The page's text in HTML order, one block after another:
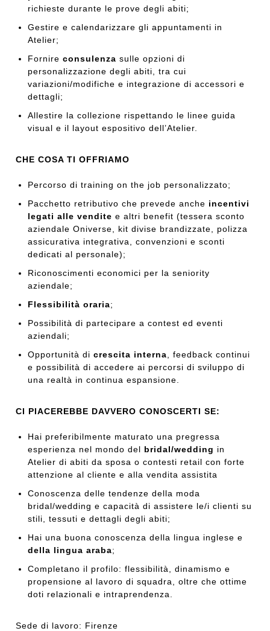
richieste durante le prove degli abiti;
Gestire e calendarizzare gli appuntamenti in
Atelier;
Fornireconsulenza sulle opzioni di
personalizzazione degli abiti, tra cui
variazioni/modifiche e integrazione di accessori e
dettagli;
Allestire la collezione rispettando le linee guida
visual e il layout espositivo dell’Atelier.
CHE COSA TI OFFRIAMO
Percorso di training on the job personalizzato;
Pacchetto retributivo che prevede anche incentivi
legati alle vendite e altri benefit (tessera sconto
aziendale Oniverse, kit divise brandizzate, polizza
assicurativa integrativa, convenzioni e sconti
dedicati al personale);
Riconoscimenti economici per la seniority
aziendale;
Flessibilità oraria;
Possibilità di partecipare a contest ed eventi
aziendali;
Opportunità dicrescita interna , feedback continui
e possibilità di accedere ai percorsi di sviluppo di
una realtà in continua espansione.
CI PIACEREBBE DAVVERO CONOSCERTI SE:
Hai preferibilmente maturato una pregressa
esperienza nel mondo del bridal/wedding in
Atelier di abiti da sposa o contesti retail con forte
attenzione al cliente e alla vendita assistita
Conoscenza delle tendenze della moda
bridal/wedding e capacità di assistere le/i clienti su
stili, tessuti e dettagli degli abiti;
Hai una buona conoscenza della lingua inglese e
della lingua araba;
Completano il profilo: flessibilità, dinamismo e
propensione al lavoro di squadra, oltre che ottime
doti relazionali e intraprendenza.
Sede di lavoro: Firenze